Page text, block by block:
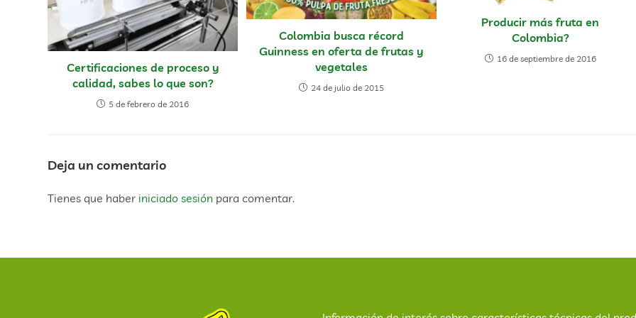
Certificaciones de proceso y
calidad, sabes lo que son?
5 de febrero de 2016
Colombia busca récord
Guinness en oferta de frutas y
vegetales
24 de julio de 2015
Producir más fruta en
Colombia?
16 de septiembre de 2016
Deja un comentario
Tienes que haber iniciado sesión para comentar.